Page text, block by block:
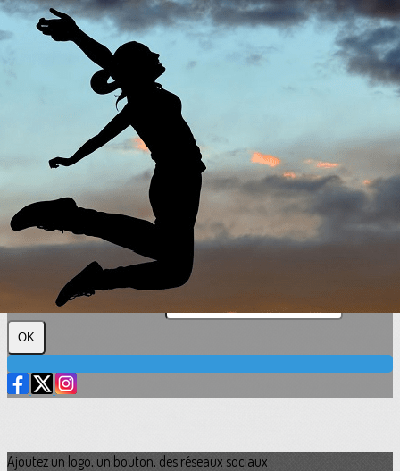
Exporter les lignes sélectionnées
Exporter toutes les colonnes
Exporter uniquement les colonnes affichées
Images de la page d'accueil
Cliquez pour éditer
Texte, bouton et/ou inscription à la newsletter
Cliquez pour éditer
Plus loin ensemble
Je m'abonne à la newsletter
OK
Ajoutez un logo, un bouton, des réseaux sociaux